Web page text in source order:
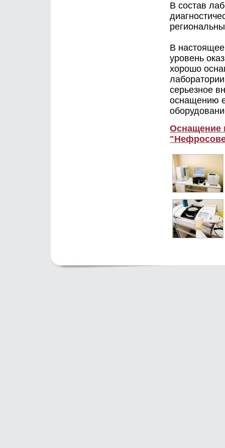
В состав
В
уровень
хорошо
серьезное
оснащению
Оснащение